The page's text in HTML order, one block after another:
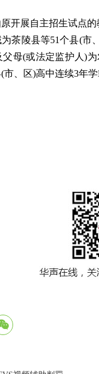
开展自主招生试点
茶陵县等51个县(市
母(或法定监护人)
、区)高中连续3年学